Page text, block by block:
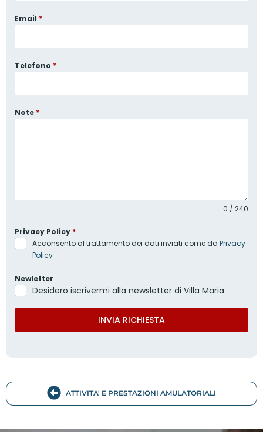
Email *
Telefono *
Note *
0 / 240
Privacy Policy *
Acconsento al trattamento dei dati inviati come da Privacy
Policy
Newletter
Desidero iscrivermi alla newsletter di Villa Maria
INVIA RICHIESTA
ATTIVITA' E PRESTAZIONI AMULATORIALI